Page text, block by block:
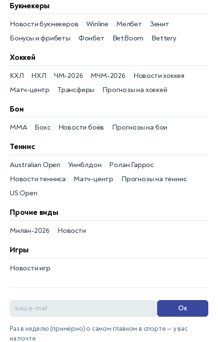
Букмекеры
Бонусы и фрибеты
Новости букмекеров
Фонбет
Winline
BetBoom
Мелбет
Bettery
Зенит
Хоккей
Новости хоккея
КХЛ
Матч-центр
НХЛ
Трансферы
ЧМ-2026
Прогнозы на хоккей
МЧМ-2026
Бои
Новости боёв
MMA Прогнозы на бои
Бокс
Теннис
Новости тенниса
Australian Open
Матч-центр
Уимблдон
Прогнозы на теннис
Ролан Гаррос
US Open
Прочие виды
Новости
Милан-2026
Игры
Новости игр
Ок
Раз в неделю (примерно) о самом главном в спорте — у вас
на почте